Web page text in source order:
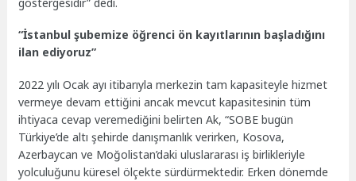
“İstanbul şubemize öğrenci ön kayıtlarının başladığını
ilan ediyoruz”
2022 yılı Ocak ayı itibarıyla merkezin tam kapasiteyle hizmet
vermeye devam ettiğini ancak mevcut kapasitesinin tüm
ihtiyaca cevap veremediğini belirten Ak, “SOBE bugün
Türkiye’de altı şehirde danışmanlık verirken, Kosova,
Azerbaycan ve Moğolistan’daki uluslararası iş birlikleriyle
yolculuğunu küresel ölçekte sürdürmektedir. Erken dönemde